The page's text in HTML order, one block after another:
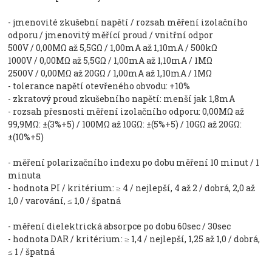
- jmenovité zkušební napětí / rozsah měření izolačního
odporu / jmenovitý měřící proud / vnitřní odpor
500V / 0,00MΩ až 5,5GΩ / 1,00mA až 1,10mA / 500kΩ
1000V / 0,00MΩ až 5,5GΩ / 1,00mA až 1,10mA / 1MΩ
2500V / 0,00MΩ až 20GΩ / 1,00mA až 1,10mA / 1MΩ
- tolerance napětí otevřeného obvodu: +10%
- zkratový proud zkušebního napětí: menší jak 1,8mA
- rozsah přesnosti měření izolačního odporu: 0,00MΩ až
99,9MΩ: ±(3%+5) / 100MΩ až 10GΩ: ±(5%+5) / 10GΩ až 20GΩ:
±(10%+5)
- měření polarizačního indexu po dobu měření 10 minut / 1
minuta
- hodnota PI / kritérium: ≥ 4 / nejlepší, 4 až 2 / dobrá, 2,0 až
1,0 / varování, ≤ 1,0 / špatná
- měření dielektrická absorpce po dobu 60sec / 30sec
- hodnota DAR / kritérium: ≥ 1,4 / nejlepší, 1,25 až 1,0 / dobrá,
≤ 1 / špatná